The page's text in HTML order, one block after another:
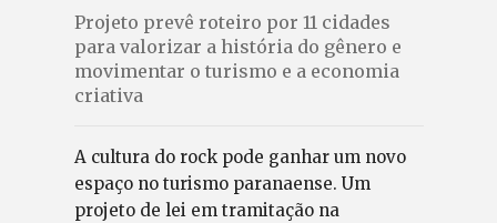
Projeto prevê roteiro por 11 cidades
para valorizar a história do gênero e
movimentar o turismo e a economia
criativa
A cultura do rock pode ganhar um novo
espaço no turismo paranaense. Um
projeto de lei em tramitação na